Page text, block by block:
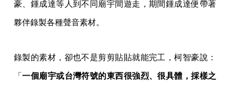
豪、鍾成達等人到不同廟宇間遊走，期間鍾成達便帶著
夥伴錄製各種聲音素材。
錄製的素材，卻也不是剪剪貼貼就能完工，柯智豪說：
「一個廟宇或台灣符號的東西很強烈、很具體，採樣之